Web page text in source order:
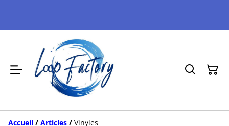
Accueil / Articles / Vinyles